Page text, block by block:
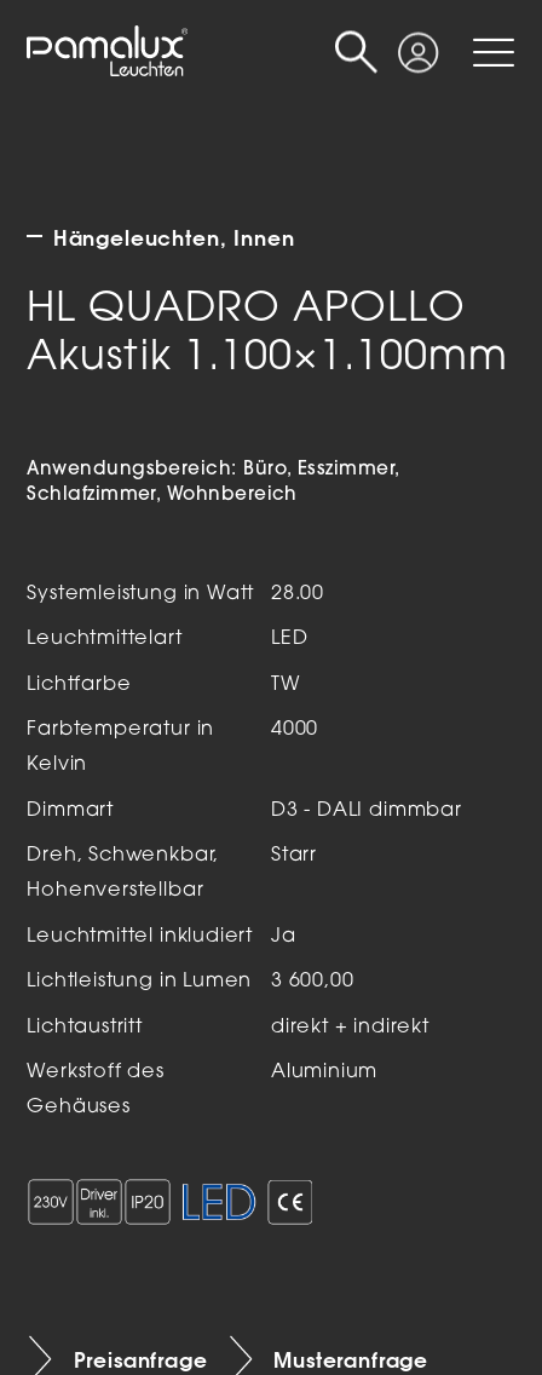
Login
Suche
Hängeleuchten Innen
HL QUADRO APOLLO
Akustik 1.100×1.100mm
Anwendungsbereich: Büro
Esszimmer
Schlafzimmer
Wohnbereich
Systemleistung in Watt 28.00
Leuchtmittelart LED
Lichtfarbe TW
Farbtemperatur in
Kelvin
4000
Dimmart D3 - DALI dimmbar
Dreh, Schwenkbar,
Hohenverstellbar
Starr
Leuchtmittel inkludiert Ja
Lichtleistung in Lumen 3 600,00
Lichtaustritt direkt + indirekt
Werkstoff des
Gehäuses
Aluminium
Preisanfrage Musteranfrage